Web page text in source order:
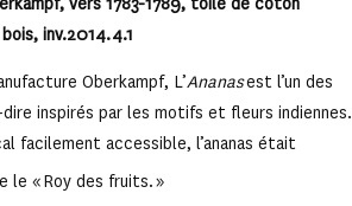
inv.2014.4.1
Oberkampf, L’Ananasest l’un des
inspirés par les motifs et fleurs indiennes.
facilement accessible, l’ananas était
le « Roy des fruits. »